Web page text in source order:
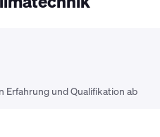
Erfahrung und Qualifikation ab